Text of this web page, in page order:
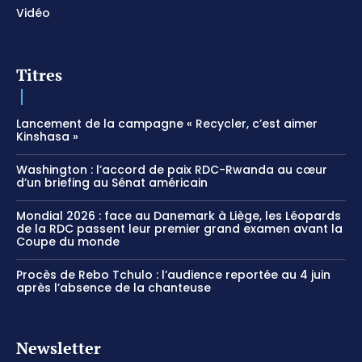
Vidéo
Titres
Lancement de la campagne « Recycler, c’est aimer
Kinshasa »
Washington : l’accord de paix RDC-Rwanda au cœur
d’un briefing au Sénat américain
Mondial 2026 : face au Danemark à Liège, les Léopards
de la RDC passent leur premier grand examen avant la
Coupe du monde
Procès de Rebo Tchulo : l’audience reportée au 4 juin
après l’absence de la chanteuse
Newsletter